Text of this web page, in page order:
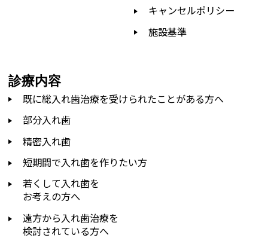
キャンセルポリシー
施設基準
診療内容
既に総入れ歯治療を受けられたことがある方へ
部分入れ歯
精密入れ歯
短期間で入れ歯を作りたい方
若くして入れ歯を
お考えの方へ
遠方から入れ歯治療を
検討されている方へ